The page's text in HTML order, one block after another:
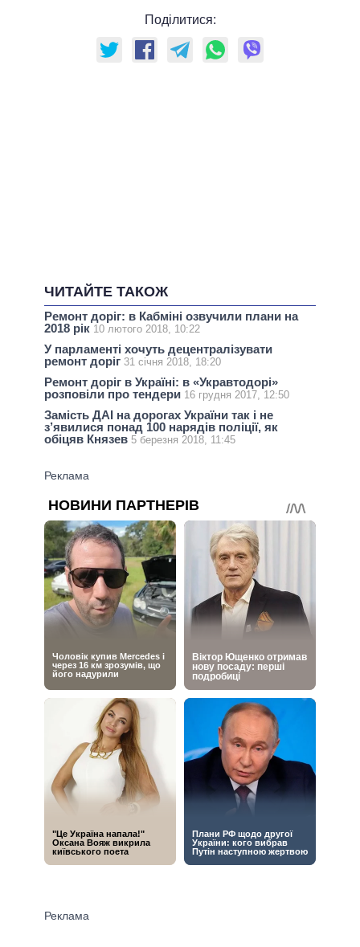
Поділитися:
ЧИТАЙТЕ ТАКОЖ
Ремонт доріг: в Кабміні озвучили плани на
2018 рік 10 лютого 2018, 10:22
У парламенті хочуть децентралізувати
ремонт доріг 31 січня 2018, 18:20
Ремонт доріг в Україні: в «Укравтодорі»
розповіли про тендери 16 грудня 2017, 12:50
Замість ДАІ на дорогах України так і не
з’явилися понад 100 нарядів поліції, як
обіцяв Князев 5 березня 2018, 11:45